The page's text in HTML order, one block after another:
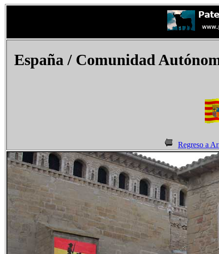
España/ Comunidad
Regreso a